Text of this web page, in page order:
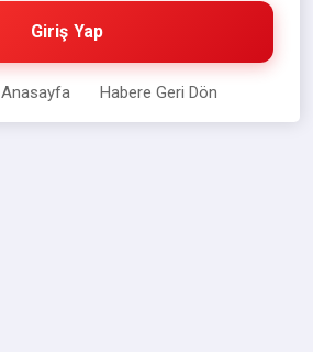
Giriş Yap
Anasayfa Habere Geri Dön